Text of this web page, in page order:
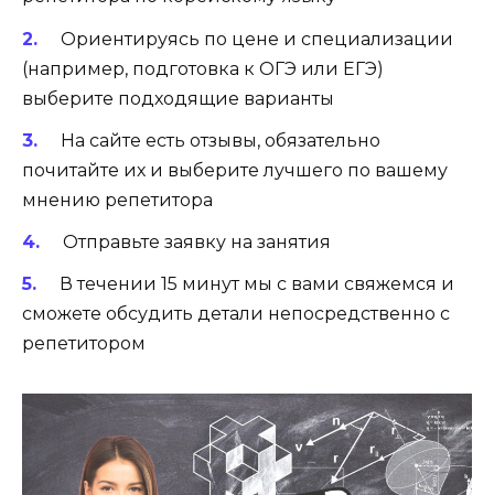
Ориентируясь по цене и специализации
(например, подготовка к ОГЭ или ЕГЭ)
выберите подходящие варианты
На сайте есть отзывы, обязательно
почитайте их и выберите лучшего по вашему
мнению репетитора
Отправьте заявку на занятия
В течении 15 минут мы с вами свяжемся и
сможете обсудить детали непосредственно с
репетитором